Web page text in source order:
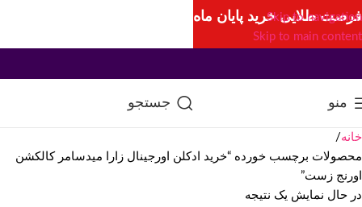
Skip to navigation
Skip to main content
منو جستجو
خانه
محصولات برچسب خورده “خرید ادکلن اورجینال زارا میدسامر کالکشن
اورنج زست”
در حال نمایش یک نتیجه
فرصت طلایی خرید پایان ماه